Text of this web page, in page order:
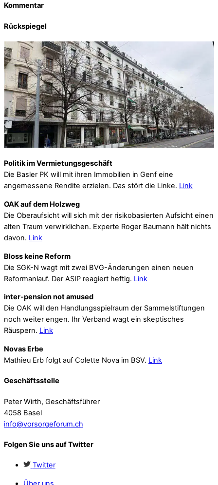
Kommentar
Rückspiegel
Politik im Vermietungsgeschäft
Die Basler PK will mit ihren Immobilien in Genf eine
angemessene Rendite erzielen. Das stört die Linke. Link
OAK auf dem Holzweg
Die Oberaufsicht will sich mit der risikobasierten Aufsicht einen
alten Traum verwirklichen. Experte Roger Baumann hält nichts
davon. Link
Bloss keine Reform
Die SGK-N wagt mit zwei BVG-Änderungen einen neuen
Reformanlauf. Der ASIP reagiert heftig. Link
inter-pension not amused
Die OAK will den Handlungsspielraum der Sammelstiftungen
noch weiter engen. Ihr Verband wagt ein skeptisches
Räuspern. Link
Novas Erbe
Mathieu Erb folgt auf Colette Nova im BSV. Link
Geschäftsstelle
Peter Wirth, Geschäftsführer
4058 Basel
info@vorsorgeforum.ch
Folgen Sie uns auf Twitter
Twitter